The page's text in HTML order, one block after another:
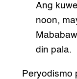
Ang
noon,
din pala.
Peryodismo